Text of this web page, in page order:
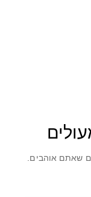
שאתם אוהבים.